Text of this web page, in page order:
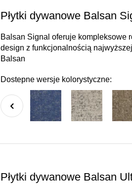
Płytki dywanowe Balsan
Balsan Signal oferuje kompleksowe
design z funkcjonalnością
Balsan
Dostepne wersje kolorystyczne:
Płytki dywanowe Balsan